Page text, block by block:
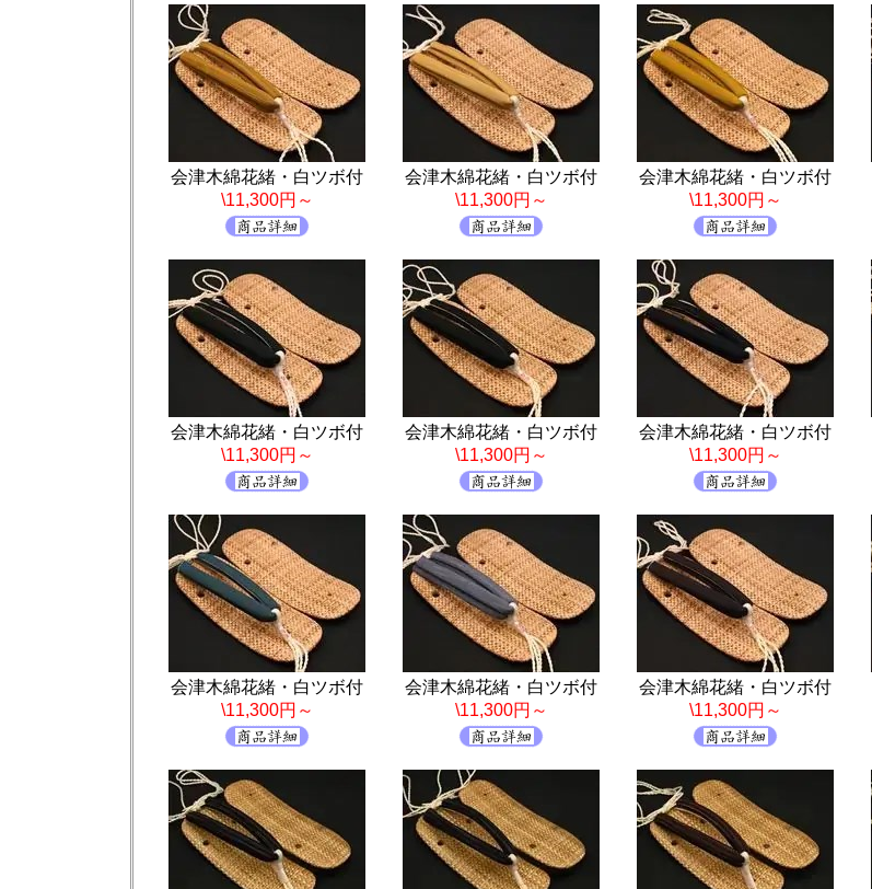
会津木綿花緒・白ツボ付
\11,300円～
会津木綿花緒・白ツボ付
\11,300円～
会津木綿花緒・白ツボ付
\11,300円～
会津木綿花緒・白ツボ付
\11,300円～
会津木綿花緒・白ツボ付
\11,300円～
会津木綿花緒・白ツボ付
\11,300円～
会津木綿花緒・白ツボ付
\11,300円～
会津木綿花緒・白ツボ付
\11,300円～
会津木綿花緒・白ツボ付
\11,300円～